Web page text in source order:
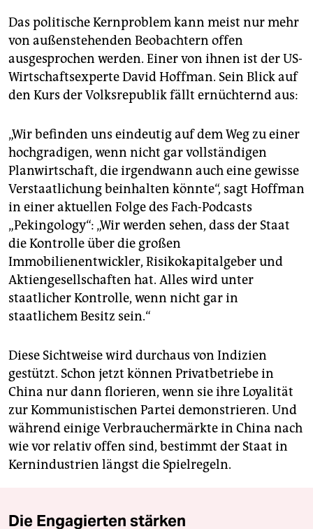
Das politische Kernproblem kann meist nur mehr
von außenstehenden Beobachtern offen
ausgesprochen werden. Einer von ihnen ist der US-
Wirtschaftsexperte David Hoffman. Sein Blick auf
den Kurs der Volksrepublik fällt ernüchternd aus:
„Wir befinden uns eindeutig auf dem Weg zu einer
hochgradigen, wenn nicht gar vollständigen
Planwirtschaft, die irgendwann auch eine gewisse
Verstaatlichung beinhalten könnte“, sagt Hoffman
in einer aktuellen Folge des Fach-Podcasts
„Pekingology“: „Wir werden sehen, dass der Staat
die Kontrolle über die großen
Immobilienentwickler, Risikokapitalgeber und
Aktiengesellschaften hat. Alles wird unter
staatlicher Kontrolle, wenn nicht gar in
staatlichem Besitz sein.“
Diese Sichtweise wird durchaus von Indizien
gestützt. Schon jetzt können Privatbetriebe in
China nur dann florieren, wenn sie ihre Loyalität
zur Kommunistischen Partei demonstrieren. Und
während einige Verbrauchermärkte in China nach
wie vor relativ offen sind, bestimmt der Staat in
Kernindustrien längst die Spielregeln.
Die Engagierten stärken